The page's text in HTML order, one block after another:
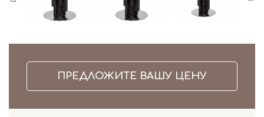
ПРЕДЛОЖИТЕ ВАШУ ЦЕНУ
металлические
стулья и стойки
деревянные